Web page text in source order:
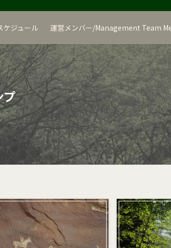
ケジュール 運営メンバー/Management Team
プ